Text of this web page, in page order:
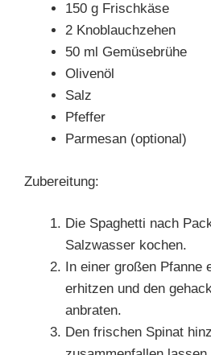
150 g Frischkäse
2 Knoblauchzehen
50 ml Gemüsebrühe
Olivenöl
Salz
Pfeffer
Parmesan (optional)
Zubereitung:
Die Spaghetti nach
Salzwasser kochen.
In einer großen Pfanne
erhitzen und den
anbraten.
Den frischen Spinat